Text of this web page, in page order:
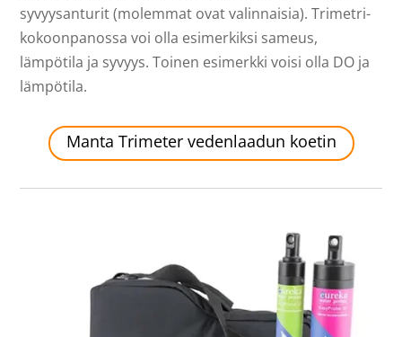
syvyysanturit (molemmat ovat valinnaisia). Trimetri-
kokoonpanossa voi olla esimerkiksi sameus,
lämpötila ja syvyys. Toinen esimerkki voisi olla DO ja
lämpötila.
Manta Trimeter vedenlaadun koetin